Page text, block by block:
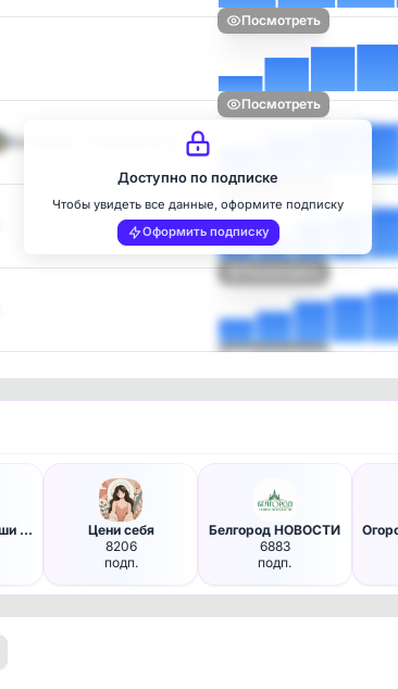
Посмотреть
Посмотреть
Эзотерика | Психология Д…
Посмотреть
Посмотреть
Посмотреть
Доступно по подписке
Чтобы увидеть все данные, оформите подписку
Оформить подписку
Территория души |Мысли на отк…
Цени себя
8206
подп.
Белгород НОВОСТИ
6883
подп.